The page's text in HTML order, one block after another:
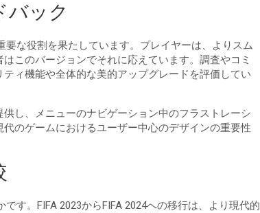
バック
要な役割を果たしています。プレイヤーは、よりスム
このバージョンでそれに応えています。調査やコミ
ィ機能や全体的な美的アップグレードを評価してい
し、メニューのナビゲーション中のフラストレーシ
のゲームにおけるユーザー中心のデザインの重要性
す。FIFA 2023からFIFA 2024への移行は、より現代的